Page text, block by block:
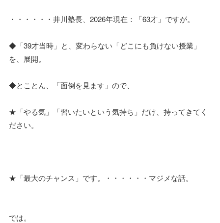
・・・・・・井川塾長、2026年現在：「63才」ですが。
◆「39才当時」と、変わらない「どこにも負けない授業」
を、展開。
◆とことん、「面倒を見ます」ので、
★「やる気」「習いたいという気持ち」だけ、持ってきてく
ださい。
★「最大のチャンス」です。・・・・・・マジメな話。
では。